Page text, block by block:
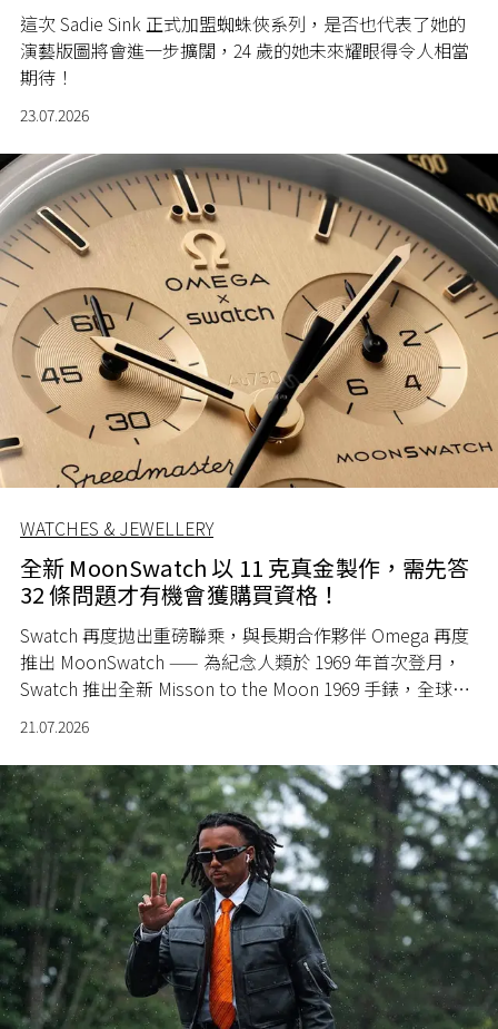
這次 Sadie Sink 正式加盟蜘蛛俠系列，是否也代表了她的
演藝版圖將會進一步擴闊，24 歲的她未來耀眼得令人相當
期待！
23.07.2026
WATCHES & JEWELLERY
全新 MoonSwatch 以 11 克真金製作，需先答
32 條問題才有機會獲購買資格！
Swatch 再度拋出重磅聯乘，與長期合作夥伴 Omega 再度
推出 MoonSwatch —— 為紀念人類於 1969 年首次登月，
Swatch 推出全新 Misson to the Moon 1969 手錶，全球限
21.07.2026